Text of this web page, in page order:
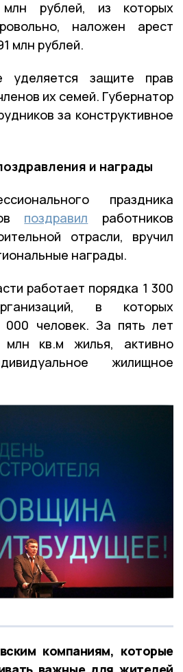
рублей, из которых
наложен арест
млн рублей.
уделяется защите прав
их семей. Губернатор
за конструктивное
и награды
праздника
поздравил работников
отрасли, вручил
награды.
работает порядка 1 300
в которых
000 человек. За пять лет
кв.м жилья, активно
жилищное
компаниям, которые